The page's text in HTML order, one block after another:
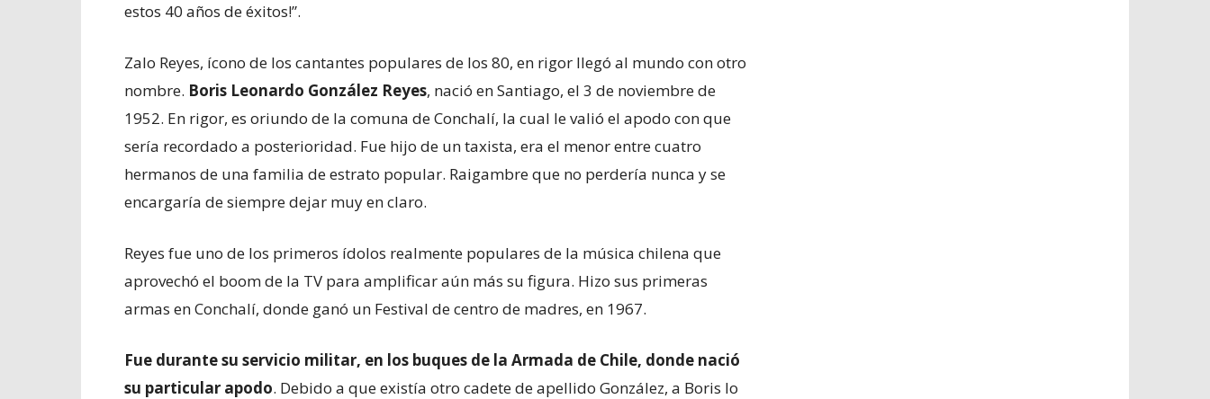
estos 40 años de éxitos!”.
Zalo Reyes, ícono de los cantantes populares de los 80, en rigor llegó al mundo con otro
nombre. Boris Leonardo González Reyes, nació en Santiago, el 3 de noviembre de
1952. En rigor, es oriundo de la comuna de Conchalí, la cual le valió el apodo con que
sería recordado a posterioridad. Fue hijo de un taxista, era el menor entre cuatro
hermanos de una familia de estrato popular. Raigambre que no perdería nunca y se
encargaría de siempre dejar muy en claro.
Reyes fue uno de los primeros ídolos realmente populares de la música chilena que
aprovechó el boom de la TV para amplificar aún más su figura. Hizo sus primeras
armas en Conchalí, donde ganó un Festival de centro de madres, en 1967.
Fue durante su servicio militar, en los buques de la Armada de Chile, donde nació
su particular apodo. Debido a que existía otro cadete de apellido González, a Boris lo